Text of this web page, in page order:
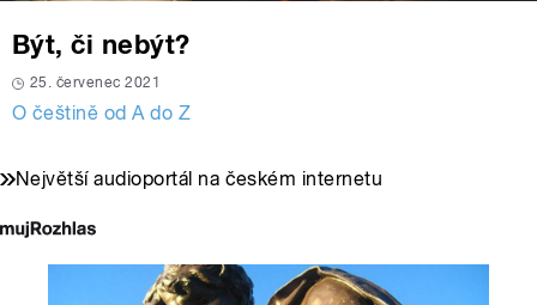
Být, či nebýt?
25. červenec 2021
O češtině od A do Z
Největší audioportál na českém internetu